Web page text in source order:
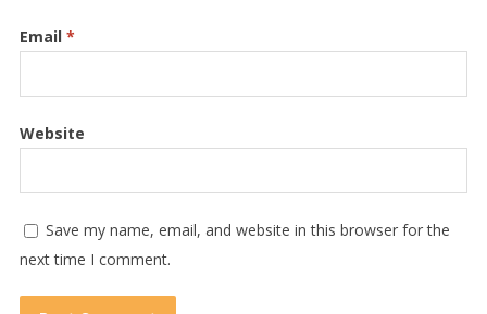
Email *
Website
Save my name, email, and website in this browser for the
next time I comment.